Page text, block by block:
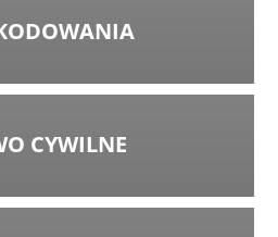
CYWILNE